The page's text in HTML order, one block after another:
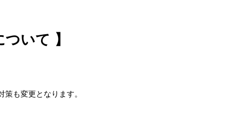
いて 】
も変更となります。